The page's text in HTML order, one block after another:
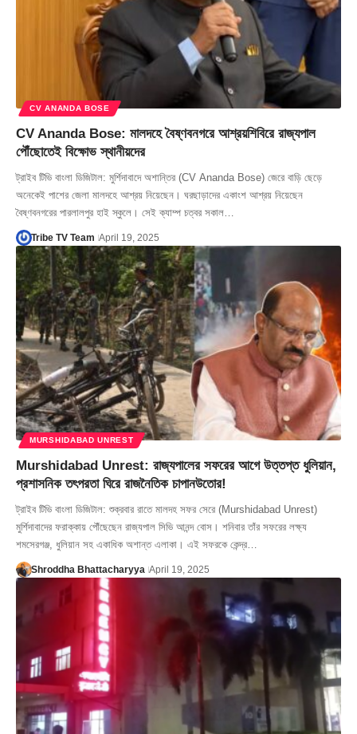
CV ANANDA BOSE
CV Ananda Bose: মালদহে বৈষ্ণবনগরে আশ্রয়শিবিরে রাজ্যপাল
পৌঁছোতেই বিক্ষোভ স্থানীয়দের
ট্রাইব টিভি বাংলা ডিজিটাল: মুর্শিদাবাদে অশান্তির (CV Ananda Bose) জেরে বাড়ি ছেড়ে
অনেকেই পাশের জেলা মালদহে আশ্রয় নিয়েছেন। ঘরছাড়াদের একাংশ আশ্রয় নিয়েছেন
বৈষ্ণবনগরের পারলালপুর হাই স্কুলে। সেই ক্যাম্প চত্বর সকাল…
Tribe TV Team April 19, 2025
MURSHIDABAD UNREST
Murshidabad Unrest: রাজ্যপালের সফরের আগে উত্তপ্ত ধুলিয়ান,
প্রশাসনিক তৎপরতা ঘিরে রাজনৈতিক চাপানউতোর!
ট্রাইব টিভি বাংলা ডিজিটাল: শুক্রবার রাতে মালদহ সফর সেরে (Murshidabad Unrest)
মুর্শিদাবাদের ফরাক্কায় পৌঁছেছেন রাজ্যপাল সিভি আনন্দ বোস। শনিবার তাঁর সফরের লক্ষ্য
শমসেরগঞ্জ, ধুলিয়ান সহ একাধিক অশান্ত এলাকা। এই সফরকে কেন্দ্র…
Shroddha Bhattacharyya April 19, 2025